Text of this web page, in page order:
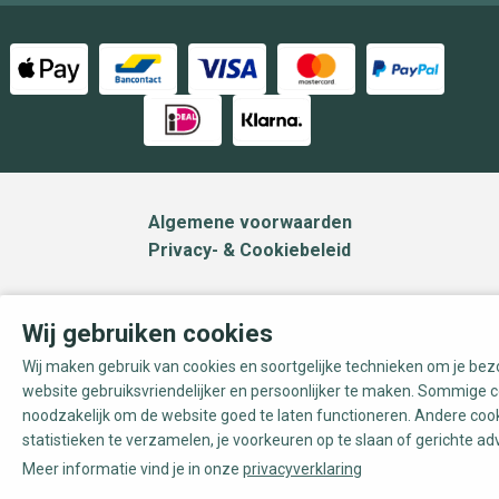
Algemene voorwaarden
Privacy- & Cookiebeleid
Wij gebruiken cookies
Wij maken gebruik van cookies en soortgelijke technieken om je
website gebruiksvriendelijker en persoonlijker te maken. Sommige
noodzakelijk om de website goed te laten functioneren. Andere
statistieken te verzamelen, je voorkeuren op te slaan of gerichte
Meer informatie vind je in onze privacyverklaring